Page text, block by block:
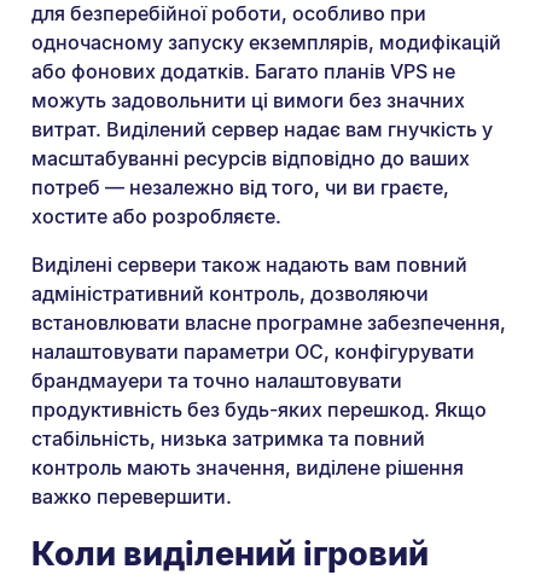
для безперебійної роботи, особливо при
одночасному запуску екземплярів, модифікацій
або фонових додатків. Багато планів VPS не
можуть задовольнити ці вимоги без значних
витрат. Виділений сервер надає вам гнучкість у
масштабуванні ресурсів відповідно до ваших
потреб — незалежно від того, чи ви граєте,
хостите або розробляєте.
Виділені сервери також надають вам повний
адміністративний контроль, дозволяючи
встановлювати власне програмне забезпечення,
налаштовувати параметри ОС, конфігурувати
брандмауери та точно налаштовувати
продуктивність без будь-яких перешкод. Якщо
стабільність, низька затримка та повний
контроль мають значення, виділене рішення
важко перевершити.
Коли виділений ігровий